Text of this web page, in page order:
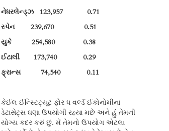
નેધરલેન્ડ્ઝ 123,957 0.71
સ્પેન 239,670 0.51
યુકે 254,580 0.38
ઈટાલી 173,740 0.29
ફ્રાન્સ 74,540 0.11
કેઈલ ઈન્સ્ટિટ્યૂટ ફોર ધ વર્લ્ડ ઈકોનોમીના
ડેટાસેટ્સ ઘણા ઉપયોગી રહ્યા મછે અને હું તેમની
યોગ્ય કદર કરું છું. મેં તેમનો ઉપયોગ એટલા